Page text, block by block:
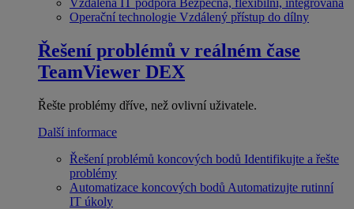
Vzdálená IT podpora Bezpečná, flexibilní, integrovaná
Operační technologie Vzdálený přístup do dílny
Řešení problémů v reálném čase
TeamViewer DEX
Řešte problémy dříve, než ovlivní uživatele.
Další informace
Řešení problémů koncových bodů Identifikujte a řešte
problémy
Automatizace koncových bodů Automatizujte rutinní
IT úkoly